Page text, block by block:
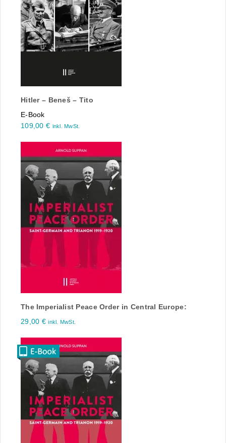
Hitler – Beneš – Tito
E-Book
109,00 € inkl. MwSt.
The Imperialist Peace Order in Central Europe:
29,00 € inkl. MwSt.